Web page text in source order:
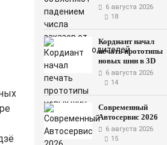
6 августа 2026
18
Кордиант начал
печать прототипы
новых шин в 3D
6 августа 2026
14
Современный
Автосервис 2026
6 августа 2026
15